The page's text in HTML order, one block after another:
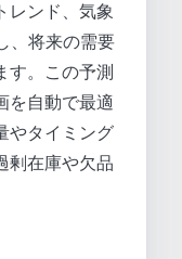
レンド、気象
、将来の需要
す。この予測
を自動で最適
やタイミング
剰在庫や欠品